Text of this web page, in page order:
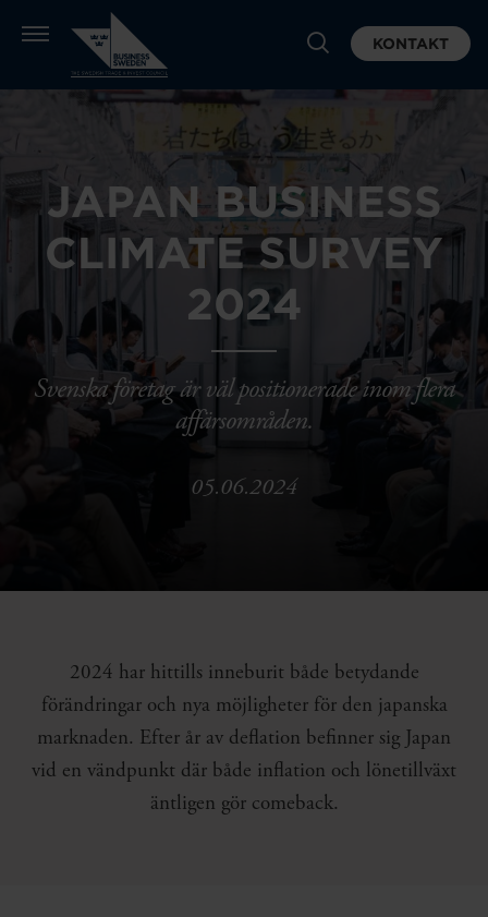
KONTAKT
JAPAN BUSINESS
CLIMATE SURVEY
2024
Svenska företag är väl positionerade inom flera
affärsområden.
05.06.2024
2024 har hittills inneburit både betydande
förändringar och nya möjligheter för den japanska
marknaden. Efter år av deflation befinner sig Japan
vid en vändpunkt där både inflation och lönetillväxt
äntligen gör comeback.